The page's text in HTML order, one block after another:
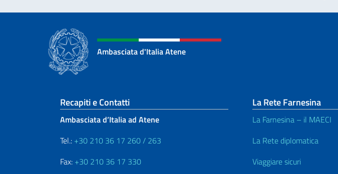
Ambasciata d'Italia Atene
Sezione footer
Recapiti e Contatti
Ambasciata d’Italia ad Atene
Tel.: +30 210 36 17 260 / 263
Fax: +30 210 36 17 330
La Rete Farnesina
La Farnesina – il MAECI
La Rete diplomatica
Viaggiare sicuri